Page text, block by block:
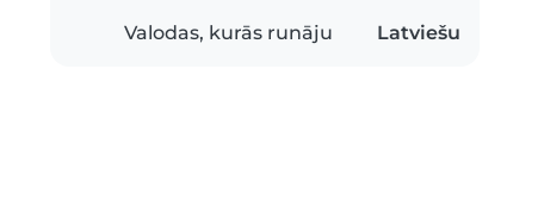
Valodas, kurās runāju Latviešu